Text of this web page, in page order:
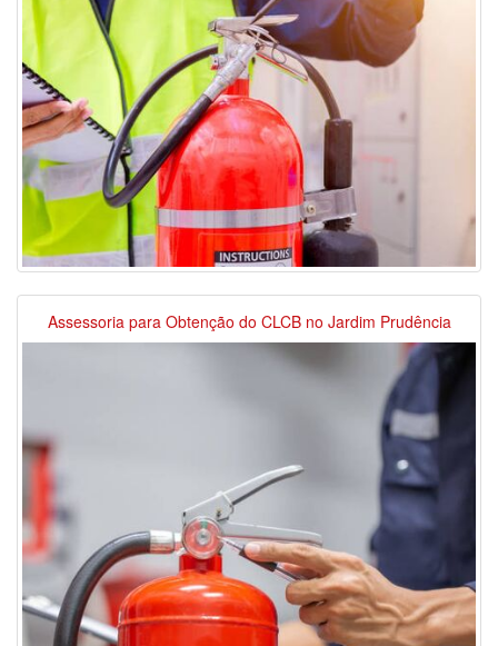
Assessoria para Obtenção do CLCB no Jardim Prudência